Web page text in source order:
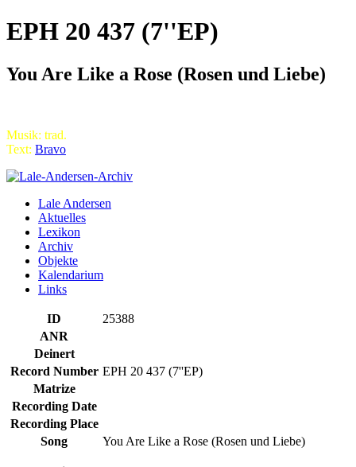
EPH 20 437 (7''EP)
You Are Like a Rose (Rosen und Liebe)
Musik: trad.
Text: Bravo
Lale Andersen
Aktuelles
Lexikon
Archiv
Objekte
Kalendarium
Links
ID
25388
ANR
Deinert
Record Number EPH 20 437 (7''EP)
Matrize
Recording Date
Recording Place
Song
You Are Like a Rose (Rosen und Liebe)